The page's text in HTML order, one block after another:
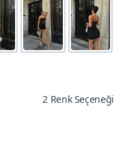
2 Renk Seçeneği